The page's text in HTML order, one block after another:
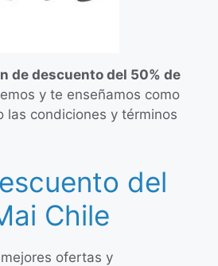
de descuento del 50% de
y te enseñamos como
las condiciones y términos
del
Chile
ofertas y